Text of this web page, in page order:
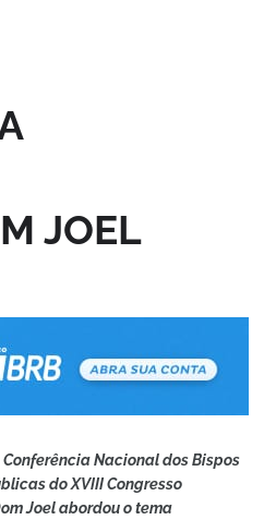
JOEL
Nacional dos Bispos
do XVIII Congresso
Joel abordou o tema